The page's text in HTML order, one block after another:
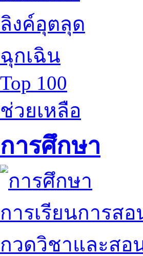
ลิงค์อุตลุด
ฉุกเฉิน
Top 100
ช่วยเหลือ
การศึกษา
การเรียนการสอ
กวดวิชาและสอ